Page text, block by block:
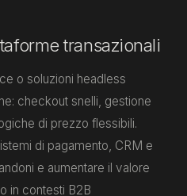
transazionali
o soluzioni headless
checkout snelli, gestione
di prezzo flessibili.
di pagamento, CRM e
e aumentare il valore
in contesti B2B